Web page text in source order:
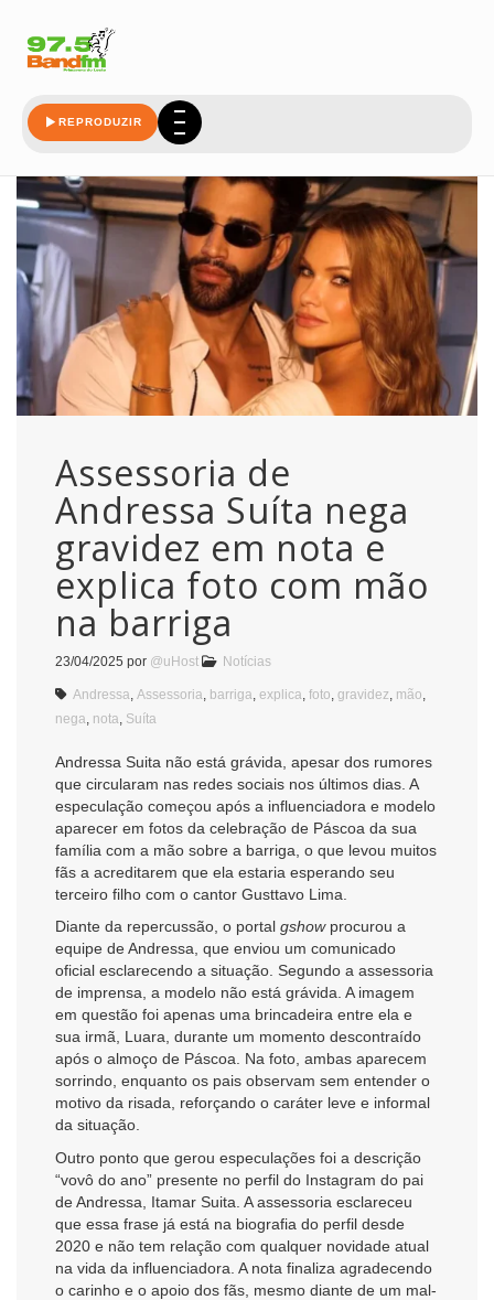
REPRODUZIR
Assessoria de
Andressa Suíta nega
gravidez em nota e
explica foto com mão
na barriga
23/04/2025 por @uHost Notícias
Andressa Assessoria barriga explica foto gravidez mão
nega nota Suíta
Andressa Suita não está grávida, apesar dos rumores
que circularam nas redes sociais nos últimos dias. A
especulação começou após a influenciadora e modelo
aparecer em fotos da celebração de Páscoa da sua
família com a mão sobre a barriga, o que levou muitos
fãs a acreditarem que ela estaria esperando seu
terceiro filho com o cantor Gusttavo Lima.
Diante da repercussão, o portal gshowprocurou a
equipe de Andressa, que enviou um comunicado
oficial esclarecendo a situação. Segundo a assessoria
de imprensa, a modelo não está grávida. A imagem
em questão foi apenas uma brincadeira entre ela e
sua irmã, Luara, durante um momento descontraído
após o almoço de Páscoa. Na foto, ambas aparecem
sorrindo, enquanto os pais observam sem entender o
motivo da risada, reforçando o caráter leve e informal
da situação.
Outro ponto que gerou especulações foi a descrição
“vovô do ano” presente no perfil do Instagram do pai
de Andressa, Itamar Suita. A assessoria esclareceu
que essa frase já está na biografia do perfil desde
2020 e não tem relação com qualquer novidade atual
na vida da influenciadora. A nota finaliza agradecendo
o carinho e o apoio dos fãs, mesmo diante de um mal-